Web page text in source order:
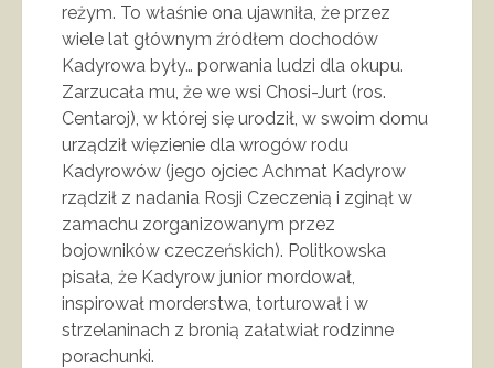
reżym. To właśnie ona ujawniła, że przez
wiele lat głównym źródłem dochodów
Kadyrowa były… porwania ludzi dla okupu.
Zarzucała mu, że we wsi Chosi-Jurt (ros.
Centaroj), w której się urodził, w swoim domu
urządził więzienie dla wrogów rodu
Kadyrowów (jego ojciec Achmat Kadyrow
rządził z nadania Rosji Czeczenią i zginął w
zamachu zorganizowanym przez
bojowników czeczeńskich). Politkowska
pisała, że Kadyrow junior mordował,
inspirował morderstwa, torturował i w
strzelaninach z bronią załatwiał rodzinne
porachunki.